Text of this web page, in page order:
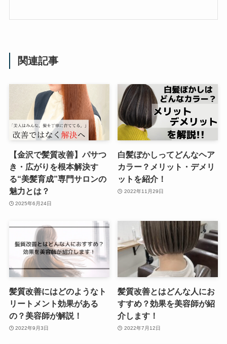
関連記事
【金沢で髪質改善】パサつ
き・広がりを根本解決す
る“美髪育成”専門サロンの
魅力とは？
2025年6月24日
白髪ぼかしってどんなヘア
カラー？メリット・デメリ
ットを紹介！
2022年11月29日
髪質改善にはどのようなト
リートメント効果がある
の？美容師が解説！
2022年9月3日
髪質改善とはどんな人にお
すすめ？効果を美容師が紹
介します！
2022年7月12日